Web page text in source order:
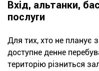
Вхід, альтанки,
послуги
Для тих, хто не планує
доступне денне
територію різниться